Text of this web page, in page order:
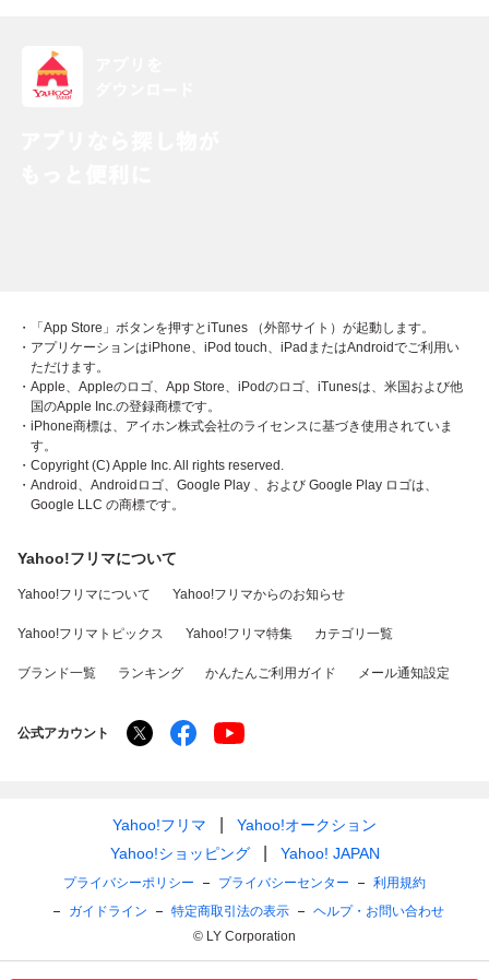
・「App Store」ボタンを押すとiTunes （外部サイト）が起動します。
・アプリケーションはiPhone、iPod touch、iPadまたはAndroidでご利用い
ただけます。
・Apple、Appleのロゴ、App Store、iPodのロゴ、iTunesは、米国および他
国のApple Inc.の登録商標です。
・iPhone商標は、アイホン株式会社のライセンスに基づき使用されていま
す。
・Copyright (C) Apple Inc. All rights reserved.
・Android、Androidロゴ、Google Play 、および Google Play ロゴは、
Google LLC の商標です。
Yahoo!フリマについて
Yahoo!フリマについて Yahoo!フリマからのお知らせ
Yahoo!フリマトピックス Yahoo!フリマ特集 カテゴリ一覧
ブランド一覧 ランキング かんたんご利用ガイド メール通知設定
公式アカウント
Yahoo!フリマ
Yahoo!オークション
Yahoo!ショッピング
Yahoo! JAPAN
プライバシーポリシー プライバシーセンター
利用規約
ガイドライン
特定商取引法の表示
ヘルプ・お問い合わせ
© LY Corporation